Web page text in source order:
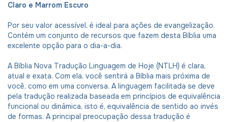
Claro e Marrom Escuro
Por seu valor acessível, é ideal para ações de evangelização.
Contém um conjunto de recursos que fazem desta Bíblia uma
excelente opção para o dia-a-dia.
A Bíblia Nova Tradução Linguagem de Hoje (NTLH) é clara,
atual e exata. Com ela, você sentirá a Bíblia mais próxima de
você, como em uma conversa. A linguagem facilitada se deve
pela tradução realizada baseada em princípios de equivalência
funcional ou dinâmica, isto é, equivalência de sentido ao invés
de formas. A principal preocupação dessa tradução é